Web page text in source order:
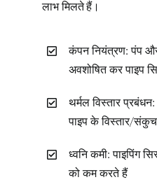
लाभ मिलते हैं।
कंपन नियंत्रण: पंप
अवशोषित कर पाइप
थर्मल विस्तार
पाइप के विस्तार/
ध्वनि कमी: पाइपिंग
को कम करते हैं